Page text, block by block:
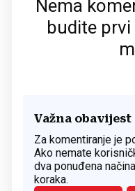
Nema
budite
Važna obavijest
Za komentiranje je
Ako nemate
dva ponuđena
koraka.